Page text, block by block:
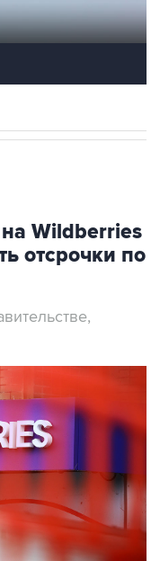
Wildberries
отсрочки по